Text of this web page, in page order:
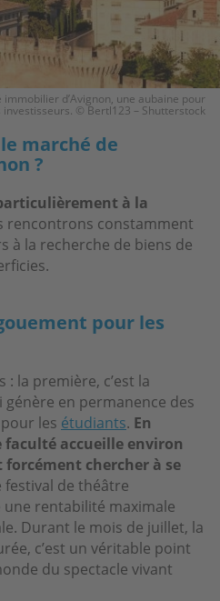
d’Avignon, une aubaine pour
investisseurs. © Bertl123 – Shutterstock
marché de
?
à la
rencontrons constamment
à la recherche de biens de
pour les
: la première, c’est la
en permanence des
les étudiants. En
accueille environ
chercher à se
festival de théâtre
rentabilité maximale
Durant le mois de juillet, la
c’est un véritable point
du spectacle vivant